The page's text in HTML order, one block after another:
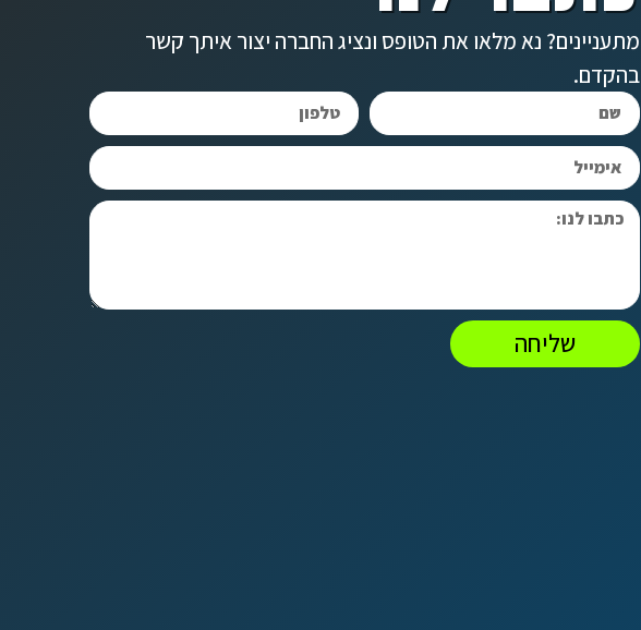
מתעניינים? נא מלאו את הטופס ונציג החברה יצור איתך קשר
בהקדם.
שליחה